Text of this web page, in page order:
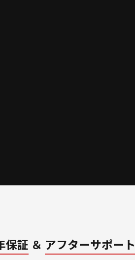
保証 ＆ アフターサポート